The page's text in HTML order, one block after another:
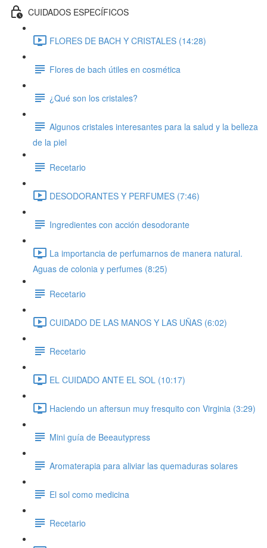
CUIDADOS ESPECÍFICOS
FLORES DE BACH Y CRISTALES (14:28)
Flores de bach útiles en cosmética
¿Qué son los cristales?
Algunos cristales interesantes para la salud y la belleza
de la piel
Recetario
DESODORANTES Y PERFUMES (7:46)
Ingredientes con acción desodorante
La importancia de perfumarnos de manera natural.
Aguas de colonia y perfumes (8:25)
Recetario
CUIDADO DE LAS MANOS Y LAS UÑAS (6:02)
Recetario
EL CUIDADO ANTE EL SOL (10:17)
Haciendo un aftersun muy fresquito con Virginia (3:29)
Mini guía de Beeautypress
Aromaterapia para aliviar las quemaduras solares
El sol como medicina
Recetario